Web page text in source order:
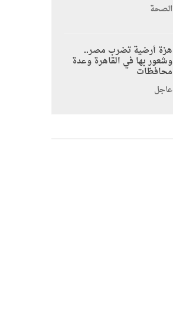
الصحة
هزة أرضية تضرب مصر..
وشعور بها في القاهرة وعدة
محافظات
عاجل